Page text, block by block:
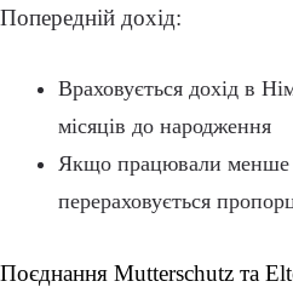
Попередній дохід:
Враховується дохід в
місяців до народження
Якщо працювали
перераховується
Поєднання Mutterschutz та